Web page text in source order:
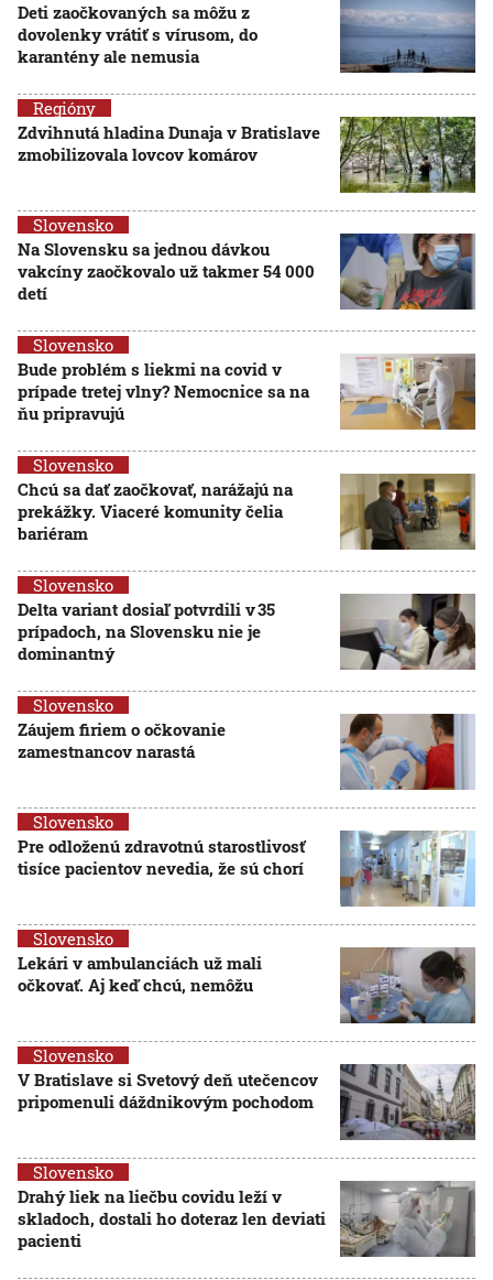
Deti zaočkovaných sa môžu z
dovolenky vrátiť s vírusom, do
karantény ale nemusia
Regióny
Zdvihnutá hladina Dunaja v Bratislave
zmobilizovala lovcov komárov
Slovensko
Na Slovensku sa jednou dávkou
vakcíny zaočkovalo už takmer 54 000
detí
Slovensko
Bude problém s liekmi na covid v
prípade tretej vlny? Nemocnice sa na
ňu pripravujú
Slovensko
Chcú sa dať zaočkovať, narážajú na
prekážky. Viaceré komunity čelia
bariéram
Slovensko
Delta variant dosiaľ potvrdili v 35
prípadoch, na Slovensku nie je
dominantný
Slovensko
Záujem firiem o očkovanie
zamestnancov narastá
Slovensko
Pre odloženú zdravotnú starostlivosť
tisíce pacientov nevedia, že sú chorí
Slovensko
Lekári v ambulanciách už mali
očkovať. Aj keď chcú, nemôžu
Slovensko
V Bratislave si Svetový deň utečencov
pripomenuli dáždnikovým pochodom
Slovensko
Drahý liek na liečbu covidu leží v
skladoch, dostali ho doteraz len deviati
pacienti